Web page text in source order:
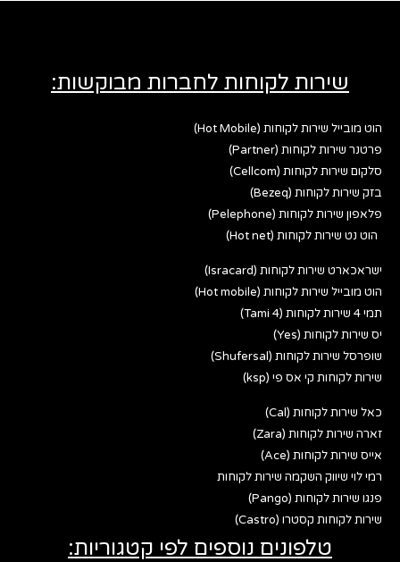
שירות לקוחות לחברות מבוקשות:
הוט מובייל שירות לקוחות (Hot Mobile)
פרטנר שירות לקוחות (Partner)
סלקום שירות לקוחות (Cellcom)
בזק שירות לקוחות (Bezeq)
פלאפון שירות לקוחות (Pelephone)
הוט נט שירות לקוחות (Hot net)
ישראכארט שירות לקוחות (Isracard)
הוט מובייל שירות לקוחות (Hot mobile)
תמי 4 שירות לקוחות (Tami 4)
יס שירות לקוחות (Yes)
שופרסל שירות לקוחות (Shufersal)
שירות לקוחות קי אס פי (ksp)
כאל שירות לקוחות (Cal)
זארה שירות לקוחות (Zara)
אייס שירות לקוחות (Ace)
רמי לוי שיווק השקמה שירות לקוחות
פנגו שירות לקוחות (Pango)
שירות לקוחות קסטרו (Castro)
טלפונים נוספים לפי קטגוריות: